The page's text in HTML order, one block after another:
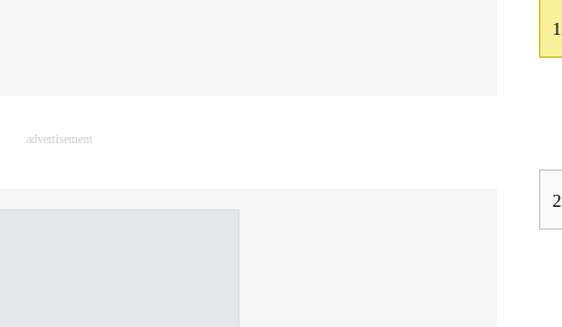
advertisement
1
2